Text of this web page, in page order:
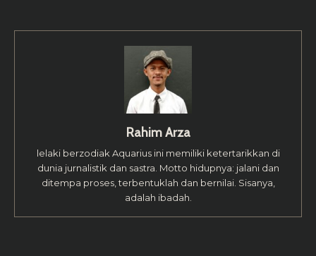
Rahim Arza
lelaki berzodiak Aquarius ini memiliki ketertarikkan di
dunia jurnalistik dan sastra. Motto hidupnya: jalani dan
ditempa proses, terbentuklah dan bernilai. Sisanya,
adalah ibadah.